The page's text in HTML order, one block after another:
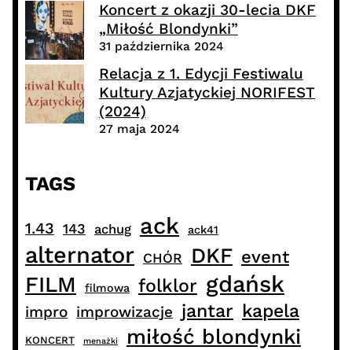
Koncert z okazji 30-lecia DKF
„Miłość Blondynki”
31 października 2024
Relacja z 1. Edycji Festiwalu
Kultury Azjatyckiej NORIFEST
(2024)
27 maja 2024
TAGS
1.43 143 achug ack ack41
alternator CHÓR DKF event
FILM filmowa folklor gdańsk
impro improwizacje jantar kapela
KONCERT menażki miłość blondynki